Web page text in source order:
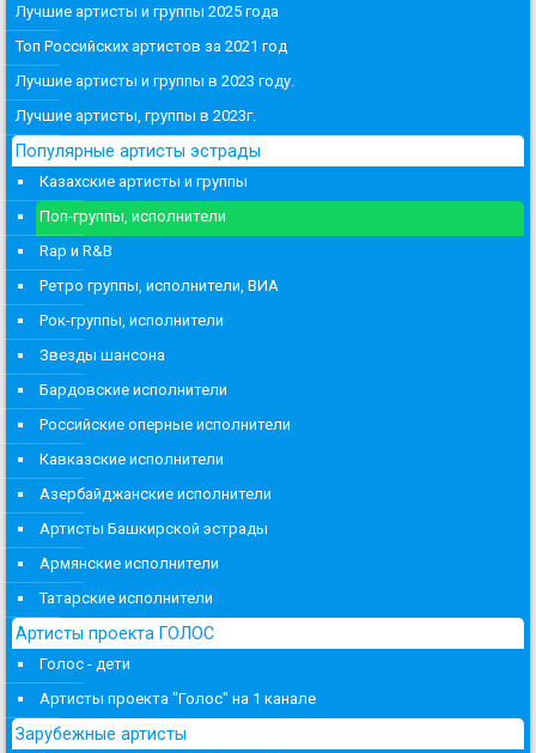
Лучшие артисты и группы 2025 года
Топ Российских артистов за 2021 год
Лучшие артисты и группы в 2023 году.
Лучшие артисты, группы в 2023г.
Популярные артисты эстрады
Казахские артисты и группы
Поп-группы, исполнители
Rap и R&B
Ретро группы, исполнители, ВИА
Рок-группы, исполнители
Звезды шансона
Бардовские исполнители
Российские оперные исполнители
Кавказские исполнители
Азербайджанские исполнители
Артисты Башкирской эстрады
Армянские исполнители
Татарские исполнители
Артисты проекта ГОЛОС
Голос - дети
Артисты проекта "Голос" на 1 канале
Зарубежные артисты